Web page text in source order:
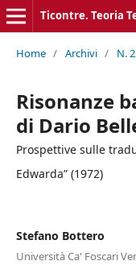
Ticontre. Teoria
Home / Archivi / N.
Risonanze
di Dario
Prospettive sulle
Edwarda” (1972)
Stefano Bottero
Università Ca' Foscari